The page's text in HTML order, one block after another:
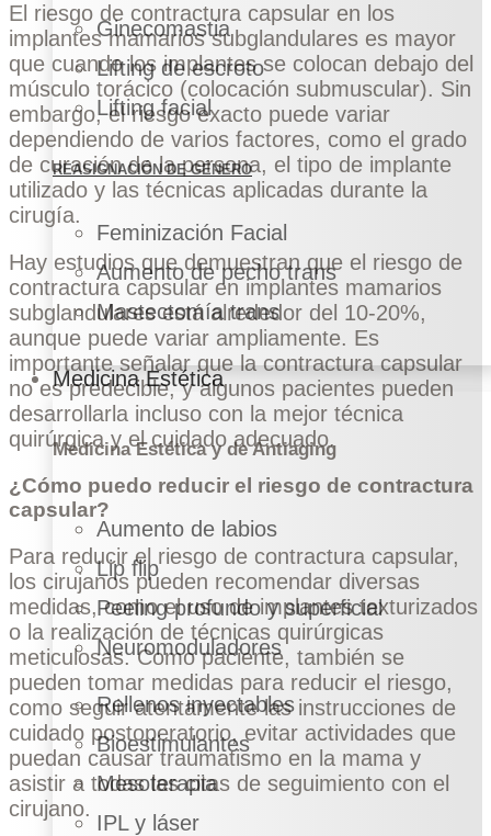
Ginecomastia
Lifting de escroto
Lifting facial
REASIGNACIÓN DE GÉNERO
Feminización Facial
Aumento de pecho trans
Mastectomía trans
Medicina Estética
Medicina Estética y de Antiaging
Aumento de labios
Lip flip
Peeling profundo y superficial
Neuromoduladores
Rellenos inyectables
Bioestimulantes
Mesoterapia
IPL y láser
El riesgo de contractura capsular en los
implantes mamarios subglandulares es mayor
que cuando los implantes se colocan debajo del
músculo torácico (colocación submuscular). Sin
embargo, el riesgo exacto puede variar
dependiendo de varios factores, como el grado
de curación de la persona, el tipo de implante
utilizado y las técnicas aplicadas durante la
cirugía.
Hay estudios que demuestran que el riesgo de
contractura capsular en implantes mamarios
subglandulares está alrededor del 10-20%,
aunque puede variar ampliamente. Es
importante señalar que la contractura capsular
no es predecible, y algunos pacientes pueden
desarrollarla incluso con la mejor técnica
quirúrgica y el cuidado adecuado.
¿Cómo puedo reducir el riesgo de contractura
capsular?
Para reducir el riesgo de contractura capsular,
los cirujanos pueden recomendar diversas
medidas, como el uso de implantes texturizados
o la realización de técnicas quirúrgicas
meticulosas. Como paciente, también se
pueden tomar medidas para reducir el riesgo,
como seguir atentamente las instrucciones de
cuidado postoperatorio, evitar actividades que
puedan causar traumatismo en la mama y
asistir a todas las citas de seguimiento con el
cirujano.